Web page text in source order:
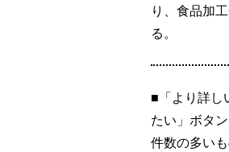
り、食品加
る。
■「より詳し
たい」ボタ
件数の多い